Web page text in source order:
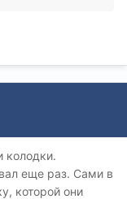
колодки.
еще раз. Сами в
которой они